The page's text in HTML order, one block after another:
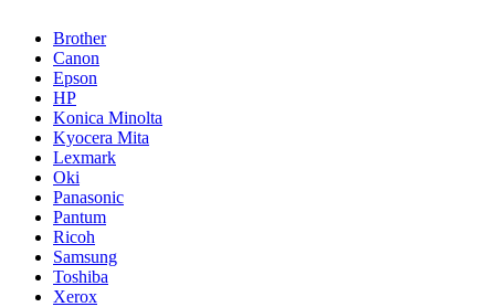
Brother
Canon
Epson
HP
Konica Minolta
Kyocera Mita
Lexmark
Oki
Panasonic
Pantum
Ricoh
Samsung
Toshiba
Xerox